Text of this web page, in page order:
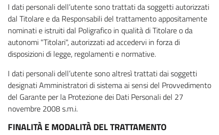
I dati personali dell’utente sono trattati da soggetti autorizzati
dal Titolare e da Responsabili del trattamento appositamente
nominati e istruiti dal Poligrafico in qualità di Titolare o da
autonomi "Titolari", autorizzati ad accedervi in forza di
disposizioni di legge, regolamenti e normative.
I dati personali dell’utente sono altresì trattati dai soggetti
designati Amministratori di sistema ai sensi del Provvedimento
del Garante per la Protezione dei Dati Personali del 27
novembre 2008 s.m.i.
FINALITÀ E MODALITÀ DEL TRATTAMENTO